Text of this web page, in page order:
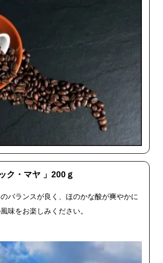
ク・マヤ 」200ｇ
バランスが良く、ほのかな酸が爽やかに
味をお楽しみください。